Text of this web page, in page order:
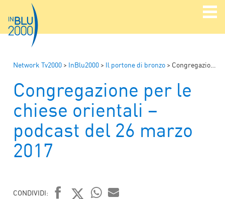
Network Tv2000 > InBlu2000 > Il portone di bronzo > Congregazione per le chiese orientali – podcast del 26 marzo 2017
Congregazione per le
chiese orientali –
podcast del 26 marzo
2017
CONDIVIDI: